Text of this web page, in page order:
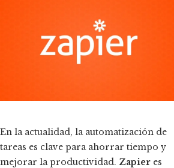
En la actualidad, la automatización de
tareas es clave para ahorrar tiempo y
mejorar la productividad. Zapier es